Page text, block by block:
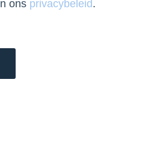
ons privacybeleid.